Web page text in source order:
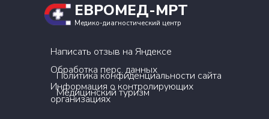
ЕВРОМЕД-МРТ
Медико-диагностический центр
Написать отзыв на Яндексе
Обработка перс. данных
Политика конфиденциальности сайта
Информация о контролирующих
организациях
Медицинский туризм